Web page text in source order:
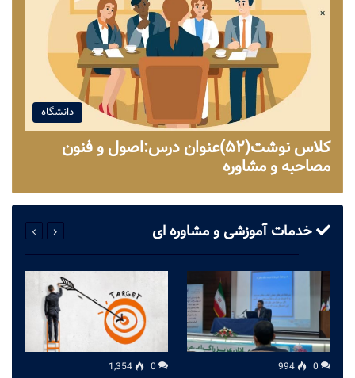
دانشگاه
کلاس نوشت(۵۲)عنوان درس:اصول و فنون
مصاحبه و مشاوره
خدمات آموزشی و مشاوره ای
0
994
0
1,354